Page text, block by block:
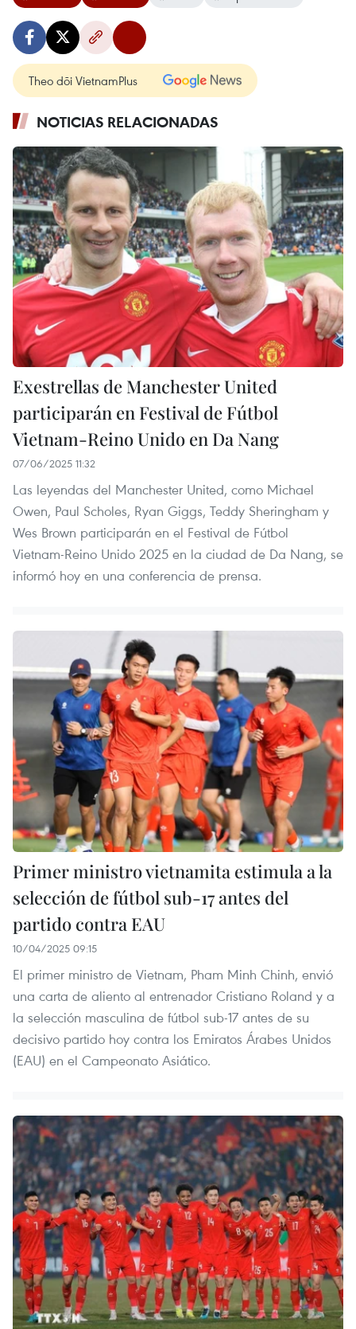
Theo dõi VietnamPlus
NOTICIAS RELACIONADAS
Exestrellas de Manchester United
participarán en Festival de Fútbol
Vietnam-Reino Unido en Da Nang
07/06/2025 11:32
Las leyendas del Manchester United, como Michael
Owen, Paul Scholes, Ryan Giggs, Teddy Sheringham y
Wes Brown participarán en el Festival de Fútbol
Vietnam-Reino Unido 2025 en la ciudad de Da Nang, se
informó hoy en una conferencia de prensa.
Primer ministro vietnamita estimula a la
selección de fútbol sub-17 antes del
partido contra EAU
10/04/2025 09:15
El primer ministro de Vietnam, Pham Minh Chinh, envió
una carta de aliento al entrenador Cristiano Roland y a
la selección masculina de fútbol sub-17 antes de su
decisivo partido hoy contra los Emiratos Árabes Unidos
(EAU) en el Campeonato Asiático.